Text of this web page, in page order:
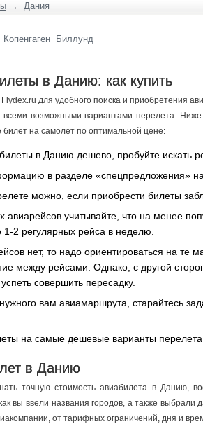
→ Дания
Копенгаген Биллунд
в Данию: как купить
Flydex.ru для удобного поиска и приобретения
всеми возможными вариантами перелета.
билет на самолет по оптимальной цене:
в Данию дешево, пробуйте искать
в разделе «спецпредложения»
можно, если приобрести билеты
авиарейсов учитывайте, что на менее
1-2 регулярных рейса в неделю.
нет, то надо ориентироваться на те
между рейсами. Однако, с другой
совершить пересадку.
вам авиамаршрута, старайтесь
на самые дешевые варианты
в Данию
точную стоимость авиабилета в Данию,
вы ввели названия городов, а также
от тарифных ограничений, дня и